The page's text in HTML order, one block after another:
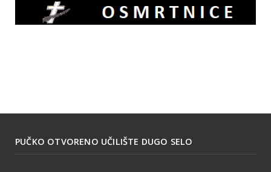
PUČKO OTVORENO UČILIŠTE DUGO SELO